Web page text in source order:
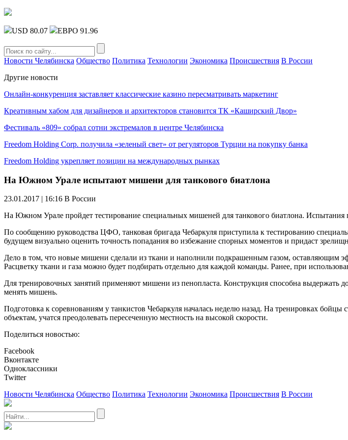
USD 80.07 ЕВРО 91.96
Новости Челябинска Общество Политика Технологии Экономика Происшествия В России
Другие новости
Онлайн-конкуренция заставляет классические казино пересматривать маркетинг
Креативным хабом для дизайнеров и архитекторов становится ТК «Каширский Двор»
Фестиваль «809» собрал сотни экстремалов в центре Челябинска
Freedom Holding Corp. получила «зеленый свет» от регуляторов Турции на покупку банка
Freedom Holding укрепляет позиции на международных рынках
На Южном Урале испытают мишени для танкового биатлона
23.01.2017 | 16:16 В России
На Южном Урале пройдет тестирование специальных мишеней для танкового биатлона. Испытания
По сообщению руководства ЦФО, танковая бригада Чебаркуля приступила к тестированию
будущем визуально оценить точность попадания во избежание спорных моментов и придаст
Дело в том, что новые мишени сделали из ткани и наполнили подкрашенным газом, оставляющим
Расцветку ткани и газа можно будет подбирать отдельно для каждой команды. Ранее, при
Для тренировочных занятий применяют мишени из пенопласта. Конструкция способна выдержать
менять мишень.
Подготовка к соревнованиям у танкистов Чебаркуля началась неделю назад. На тренировках
объектам, учатся преодолевать пересеченную местность на высокой скорости.
Поделиться новостью:
Facebook
Вконтакте
Одноклассники
Twitter
Новости Челябинска Общество Политика Технологии Экономика Происшествия В России